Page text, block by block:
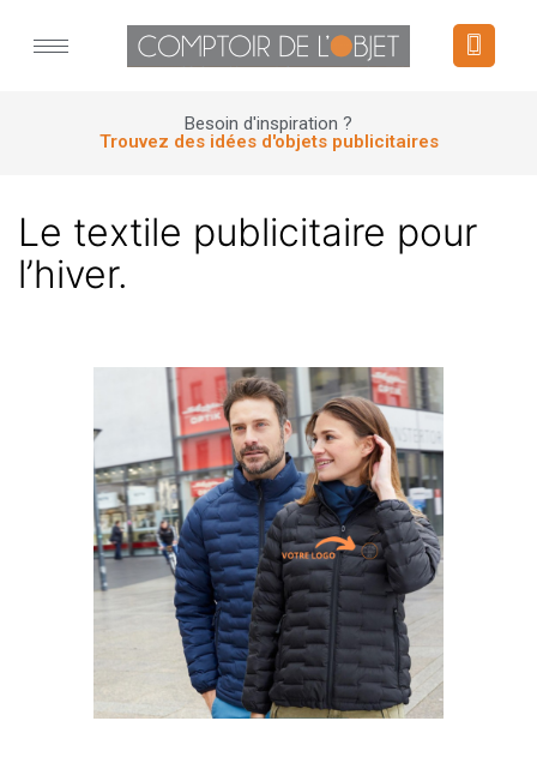
Besoin d'inspiration ?
Trouvez des idées d'objets publicitaires
Le textile publicitaire pour
l’hiver.
Panneau de gestion des cookies